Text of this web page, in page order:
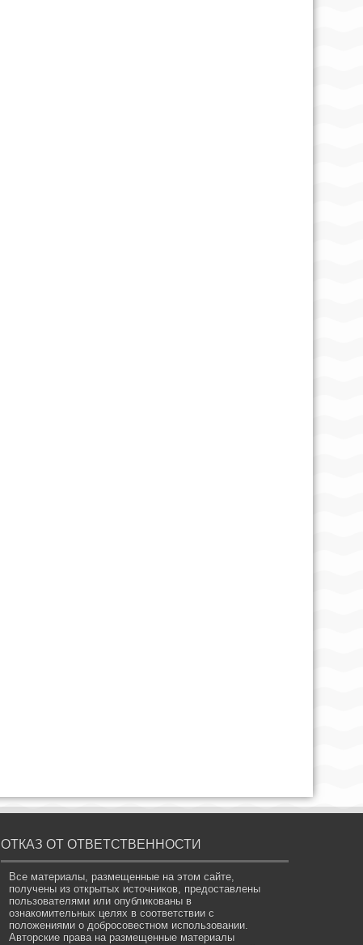
ОТКАЗ ОТ ОТВЕТСТВЕННОСТИ
Все материалы, размещенные на этом сайте,
получены из открытых источников, предоставлены
пользователями или опубликованы в
ознакомительных целях в соответствии с
положениями о добросовестном использовании.
Авторские права на размещенные материалы